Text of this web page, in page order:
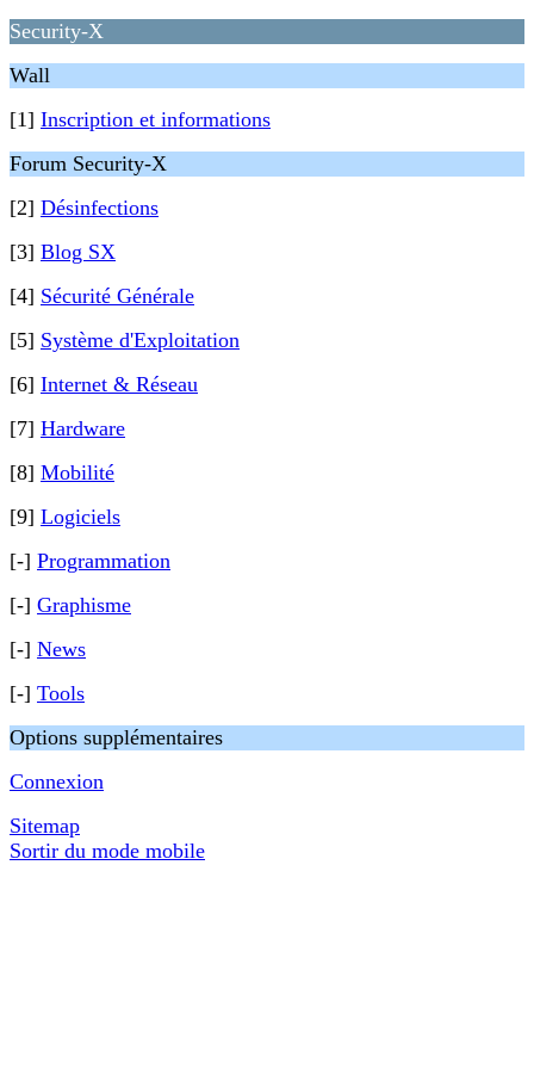
Security-X
Wall
[1] Inscription et informations
Forum Security-X
[2] Désinfections
[3] Blog SX
[4] Sécurité Générale
[5] Système d'Exploitation
[6] Internet & Réseau
[7] Hardware
[8] Mobilité
[9] Logiciels
[-] Programmation
[-] Graphisme
[-] News
[-] Tools
Options supplémentaires
Connexion
Sitemap
Sortir du mode mobile